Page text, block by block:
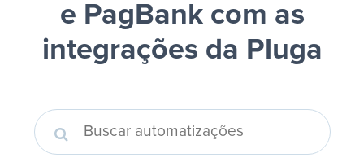
e PagBankcom as
integrações da Pluga